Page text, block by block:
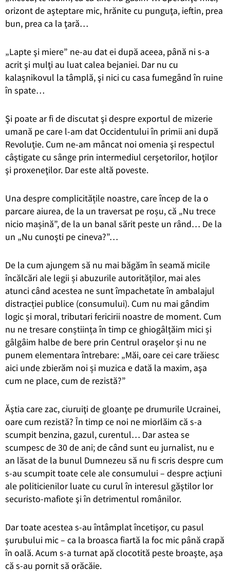
orizont de aşteptare mic, hrănite cu punguţa, ieftin, prea
bun, prea ca la ţară…
„Lapte şi miere” ne-au dat ei după aceea, până ni s-a
acrit şi mulţi au luat calea bejaniei. Dar nu cu
kalaşnikovul la tâmplă, şi nici cu casa fumegând în ruine
în spate…
Şi poate ar fi de discutat şi despre exportul de mizerie
umană pe care l-am dat Occidentului în primii ani după
Revoluţie. Cum ne-am mâncat noi omenia şi respectul
câştigate cu sânge prin intermediul cerşetorilor, hoţilor
şi proxeneţilor. Dar este altă poveste.
Una despre complicitățile noastre, care încep de la o
parcare aiurea, de la un traversat pe roșu, că „Nu trece
nicio mașină”, de la un banal sărit peste un rând… De la
un „Nu cunoşti pe cineva?”…
De la cum ajungem să nu mai băgăm în seamă micile
încălcări ale legii și abuzurile autorităților, mai ales
atunci când acestea ne sunt împachetate în ambalajul
distracției publice (consumului). Cum nu mai gândim
logic și moral, tributari fericirii noastre de moment. Cum
nu ne tresare conștiința în timp ce ghiogâlțăim mici și
gâlgâim halbe de bere prin Centrul oraşelor și nu ne
punem elementara întrebare: „Măi, oare cei care trăiesc
aici unde zbierăm noi și muzica e dată la maxim, aşa
cum ne place, cum de rezistă?”
Ăştia care zac, ciuruiţi de gloanţe pe drumurile Ucrainei,
oare cum rezistă? În timp ce noi ne miorlăim că s-a
scumpit benzina, gazul, curentul… Dar astea se
scumpesc de 30 de ani; de când sunt eu jurnalist, nu e
an lăsat de la bunul Dumnezeu să nu fi scris despre cum
s-au scumpit toate cele ale consumului – despre acţiuni
ale politicienilor luate cu curul în interesul găştilor lor
securisto-mafiote şi în detrimentul românilor.
Dar toate acestea s-au întâmplat încetişor, cu pasul
şurubului mic – ca la broasca fiartă la foc mic până crapă
în oală. Acum s-a turnat apă clocotită peste broaşte, aşa
că s-au pornit să orăcăie.